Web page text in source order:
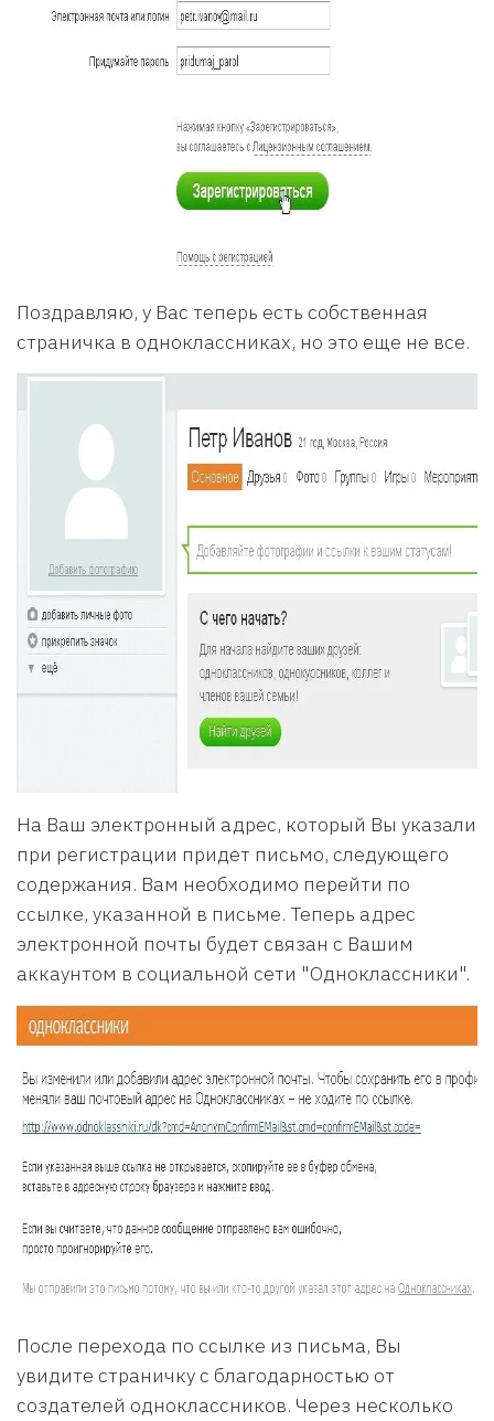
Поздравляю, у Вас теперь есть собственная
страничка в одноклассниках, но это еще не все.
На Ваш электронный адрес, который Вы указали
при регистрации придет письмо, следующего
содержания. Вам необходимо перейти по
ссылке, указанной в письме. Теперь адрес
электронной почты будет связан с Вашим
аккаунтом в социальной сети "Одноклассники".
После перехода по ссылке из письма, Вы
увидите страничку с благодарностью от
создателей одноклассников. Через несколько